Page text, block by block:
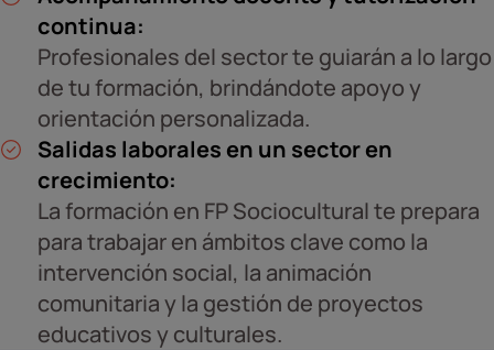
continua:
Profesionales del sector te guiarán a lo largo
de tu formación, brindándote apoyo y
orientación personalizada.
Salidas laborales en un sector en
crecimiento:
La formación en FP Sociocultural te prepara
para trabajar en ámbitos clave como la
intervención social, la animación
comunitaria y la gestión de proyectos
educativos y culturales.